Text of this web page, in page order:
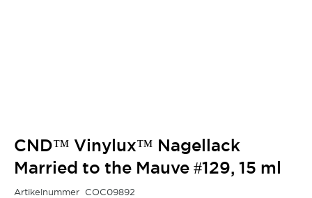
CND™ Vinylux™ Nagellack
Married to the Mauve #129, 15 ml
Artikelnummer COC09892